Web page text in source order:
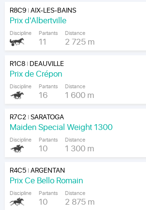
R8C9|AIX-LES-BAINS
Prix d'Albertville
Discipline Partants
11
Distance
2 725 m
R1C8| DEAUVILLE
Prix de Crépon
Discipline Partants
16
Distance
1 600 m
R7C2|SARATOGA
Maiden Special Weight 1300
Discipline Partants
10
Distance
1 300 m
R4C5|ARGENTAN
Prix Ce Bello Romain
Discipline Partants
10
Distance
2 875 m